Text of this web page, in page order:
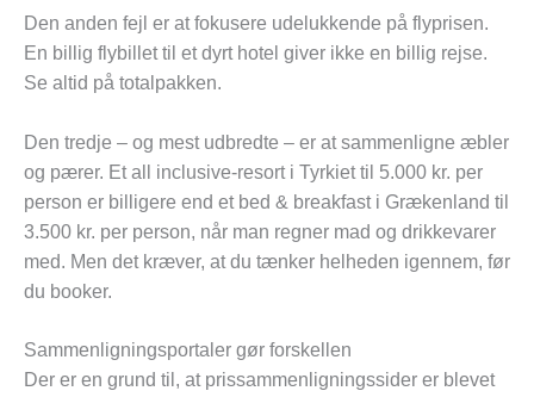
Den anden fejl er at fokusere udelukkende på flyprisen.
En billig flybillet til et dyrt hotel giver ikke en billig rejse.
Se altid på totalpakken.
Den tredje – og mest udbredte – er at sammenligne æbler
og pærer. Et all inclusive-resort i Tyrkiet til 5.000 kr. per
person er billigere end et bed & breakfast i Grækenland til
3.500 kr. per person, når man regner mad og drikkevarer
med. Men det kræver, at du tænker helheden igennem, før
du booker.
Sammenligningsportaler gør forskellen
Der er en grund til, at prissammenligningssider er blevet